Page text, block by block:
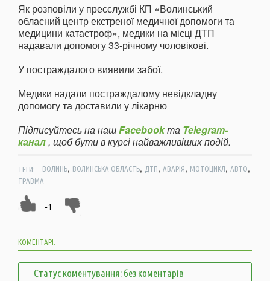
Як розповіли у пресслужбі КП «Волинський
обласний центр екстреної медичної допомоги та
медицини катастроф», медики на місці ДТП
надавали допомогу 33-річному чоловікові.
У постраждалого виявили забої.
Медики надали постраждалому невідкладну
допомогу та доставили у лікарню
Підписуйтесь на нашFacebookта Telegram-
канал, щоб бути в курсі найважливіших подій.
ТЕГИ: ВОЛИНЬ, ВОЛИНСЬКА ОБЛАСТЬ, ДТП, АВАРІЯ, МОТОЦИКЛ, АВТО,
ТРАВМА
-1
КОМЕНТАРІ:
Статус коментування: без коментарів